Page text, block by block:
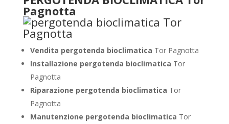
Pagnotta
Vendita pergotenda bioclimatica Tor Pagnotta
Installazione pergotenda bioclimatica Tor
Pagnotta
Riparazione pergotenda bioclimatica Tor
Pagnotta
Manutenzione pergotenda bioclimatica Tor